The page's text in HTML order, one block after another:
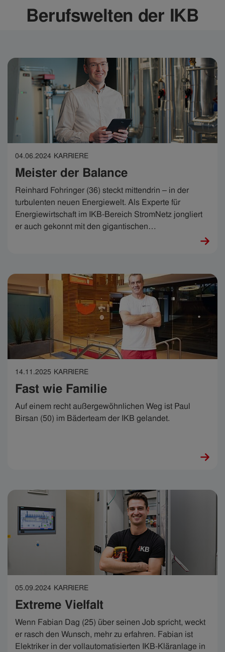
Berufswelten der IKB
04.06.2024 KARRIERE
Meister der Balance
Reinhard Fohringer (36) steckt mittendrin – in der
turbulenten neuen Energiewelt. Als Experte für
Energiewirtschaft im IKB-Bereich StromNetz jongliert
er auch gekonnt mit den gigantischen
14.11.2025 KARRIERE
Fast wie Familie
Auf einem recht außergewöhnlichen Weg ist Paul
Birsan (50) im Bäderteam der IKB gelandet.
05.09.2024 KARRIERE
Extreme Vielfalt
Wenn Fabian Dag (25) über seinen Job spricht, weckt
er rasch den Wunsch, mehr zu erfahren. Fabian ist
Elektriker in der vollautomatisierten IKB-Kläranlage in